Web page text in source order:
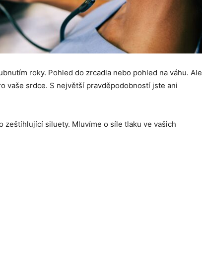
roky. Pohled do zrcadla nebo pohled na váhu. Ale
vaše srdce. S největší pravděpodobností jste ani
zeštíhlující siluety. Mluvíme o síle tlaku ve vašich